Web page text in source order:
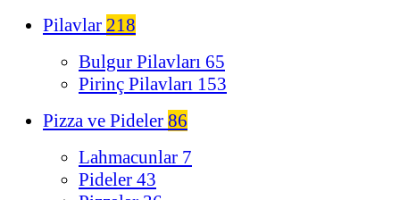
Pilavlar 218
Bulgur Pilavları 65
Pirinç Pilavları 153
Pizza ve Pideler 86
Lahmacunlar 7
Pideler 43